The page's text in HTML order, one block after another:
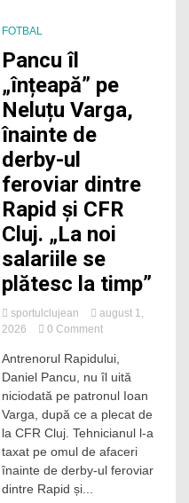
FOTBAL
Pancu îl
„înțeapă” pe
Neluțu Varga,
înainte de
derby-ul
feroviar dintre
Rapid și CFR
Cluj. „La noi
salariile se
plătesc la timp”
sportulclujean
august 1,
2026
0 Commenton
îl
„înțeapă”
pe
Neluțu
Varga,
înainte
de
derby-
Antrenorul Rapidului,
Daniel Pancu, nu îl uită
niciodată pe patronul Ioan
Varga, după ce a plecat de
la CFR Cluj. Tehnicianul l-a
taxat pe omul de afaceri
înainte de derby-ul feroviar
dintre Rapid și...